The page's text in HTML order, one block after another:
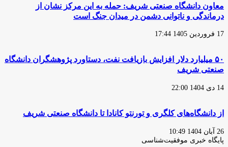
معاون دانشگاه صنعتی شریف: حمله به این مرکز نشان از
درماندگی و ناتوانی دشمن در میدان جنگ است
17 فروردین 1405 17:44
۵۰ میلیارد دلار افزایش بازیافت نفت، دستاورد پژوهشگران دانشگاه
صنعتی شریف
14 دی 1404 22:00
از دانشگاه‌های کلگری و تورنتو کانادا تا دانشگاه صنعتی شریف
26 آبان 1404 10:49
پایگاه‌ خبری موفقیت‌شناسی